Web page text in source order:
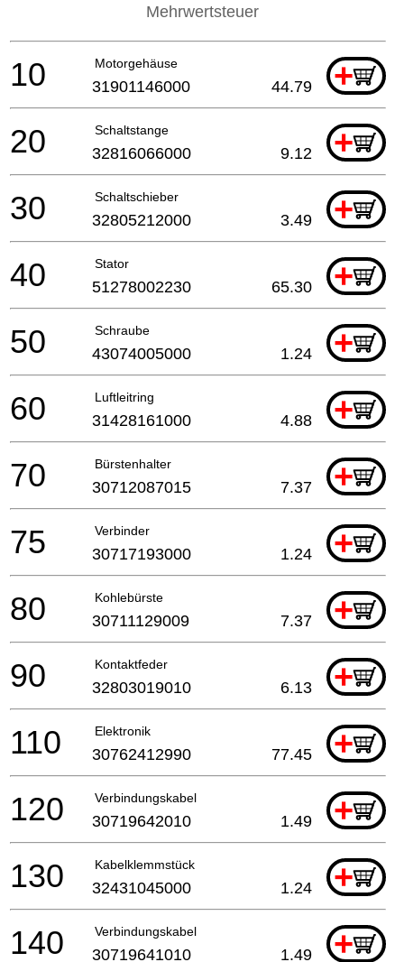
Mehrwertsteuer
Motorgehäuse +
10 31901146000 44.79
Schaltstange +
20 32816066000 9.12
Schaltschieber +
30 32805212000 3.49
Stator +
40 51278002230 65.30
Schraube +
50 43074005000 1.24
Luftleitring +
60 31428161000 4.88
Bürstenhalter +
70 30712087015 7.37
Verbinder +
75 30717193000 1.24
Kohlebürste +
80 30711129009 7.37
Kontaktfeder +
90 32803019010 6.13
Elektronik +
110 30762412990 77.45
Verbindungskabel +
120 30719642010 1.49
Kabelklemmstück +
130 32431045000 1.24
Verbindungskabel +
140 30719641010 1.49